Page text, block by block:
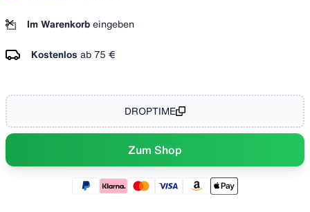
Im Warenkorb eingeben
Kostenlos ab 75 €
DROPTIME
Zum Shop